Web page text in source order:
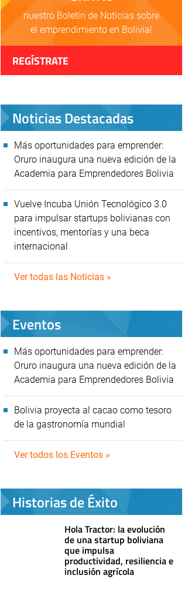
nuestro Boletín de Noticias sobre
el emprendimiento en Bolivia!
REGÍSTRATE
Noticias Destacadas
Más oportunidades para emprender:
Oruro inaugura una nueva edición de la
Academia para Emprendedores Bolivia
Vuelve Incuba Unión Tecnológico 3.0
para impulsar startups bolivianas con
incentivos, mentorías y una beca
internacional
Ver todas las Noticias »
Eventos
Más oportunidades para emprender:
Oruro inaugura una nueva edición de la
Academia para Emprendedores Bolivia
Bolivia proyecta al cacao como tesoro
de la gastronomía mundial
Ver todos los Eventos »
Historias de Éxito
Hola Tractor: la evolución
de una startup boliviana
que impulsa
productividad, resiliencia e
inclusión agrícola